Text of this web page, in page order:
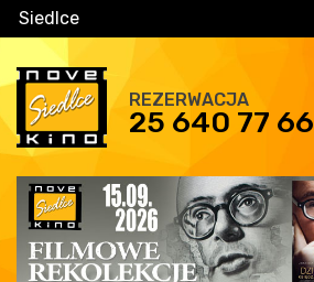
Siedlce
REZERWACJA
25 640 77 66